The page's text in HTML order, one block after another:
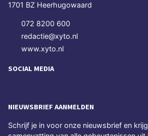
1701 BZ Heerhugowaard
072 8200 600
redactie@xyto.nl
www.xyto.nl
SOCIAL MEDIA
NIEUWSBRIEF AANMELDEN
Schrijf je in voor onze nieuwsbrief en